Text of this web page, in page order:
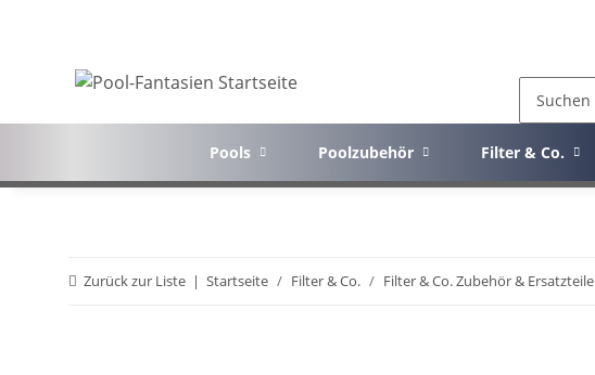
Pools Poolzubehör Filter & Co.
Zurück zur Liste Startseite Filter & Co. Filter & Co. Zubehör & Ersatzteile